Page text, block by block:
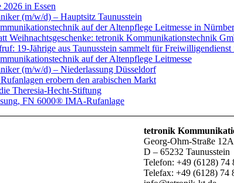
in Essen
(m/w/d) – Hauptsitz Taunusstein
auf der Altenpflege Leitmesse in
Weihnachtsgeschenke: tetronik Kommunikationstechnik
19-Jährige aus Taunusstein sammelt für
auf der Altenpflege Leitmesse
(m/w/d) – Niederlassung Düsseldorf
erobern den arabischen Markt
Theresia-Hecht-Stiftung
FN 6000® IMA-Rufanlage
tetronik
Georg-Ohm-Straße 12A
D – 65232 Taunusstein
Telefon: +49 (6128) 74
Telefax: +49 (6128) 74